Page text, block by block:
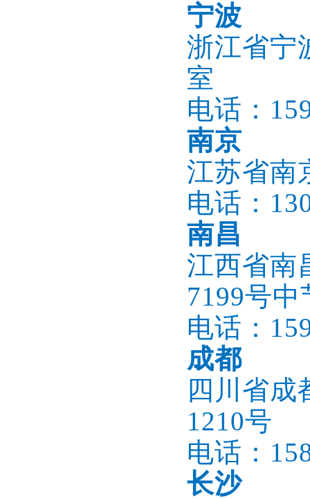
宁波
浙江省宁
室
电话：
南京
江苏省南
电话：
南昌
江西省南
7199号
电话：
成都
四川省成
1210号
电话：
长沙